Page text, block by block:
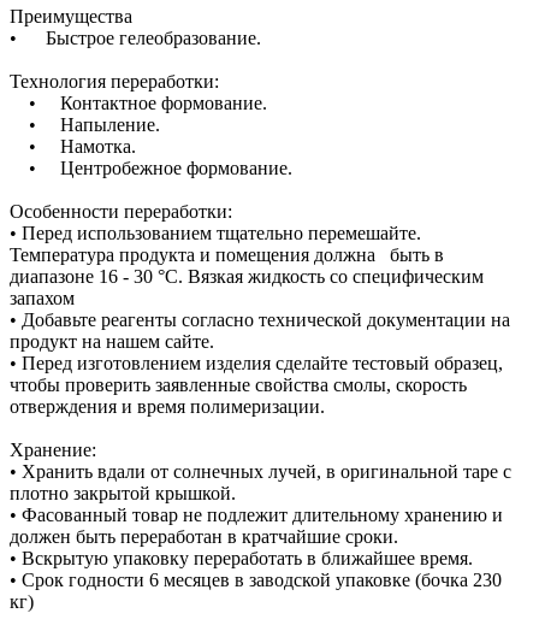
Преимущества
• Быстрое гелеобразование.
Технология переработки:
• Контактное формование.
• Напыление.
• Намотка.
• Центробежное формование.
Особенности переработки:
• Перед использованием тщательно перемешайте.
Температура продукта и помещения должна быть в
диапазоне 16 - 30 °C. Вязкая жидкость со специфическим
запахом
• Добавьте реагенты согласно технической документации на
продукт на нашем сайте.
• Перед изготовлением изделия сделайте тестовый образец,
чтобы проверить заявленные свойства смолы, скорость
отверждения и время полимеризации.
Хранение:
• Хранить вдали от солнечных лучей, в оригинальной таре с
плотно закрытой крышкой.
• Фасованный товар не подлежит длительному хранению и
должен быть переработан в кратчайшие сроки.
• Вскрытую упаковку переработать в ближайшее время.
• Срок годности 6 месяцев в заводской упаковке (бочка 230
кг)